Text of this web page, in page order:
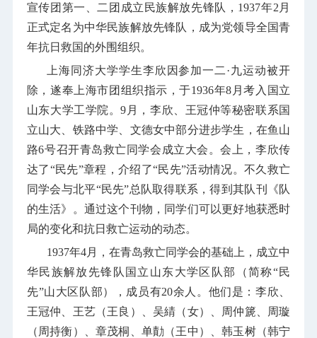
宣传团第一、二团成立民族解放先锋队， 1937年2 月
正式定名为中华民族解放先锋队，成为党领导全国青
年抗日救国的外围组织。
上海同济大学学生李欣因参加一二·九运动被开
除，遂奉上海市团组织指示，于1936年8 月考入国立
山东大学工学院。9 月，李欣、王冠仲等秘密联系国
立山大、铁路中学、文德女中部分进步学生，在鱼山
路6号召开青岛救亡同学会成立大会。会上，李欣传
达了“民先”章程，介绍了“民先”活动情况。不久救亡
同学会与北平“民先”总队取得联系，得到其队刊《队
的生活》。通过这个刊物，同学们可以更好地获悉时
局的变化和抗日救亡运动的动态。
1937年4月，在青岛救亡同学会的基础上，成立中
华民族解放先锋队国立山东大学区队部（简称“民
先”山大区队部），成员有20余人。他们是：李欣、
王冠仲、王艺（王良）、吴綪（女）、周仲篪、周璇
（周持衡）、章茂桐、单勣（王中）、韩玉树（韩宁